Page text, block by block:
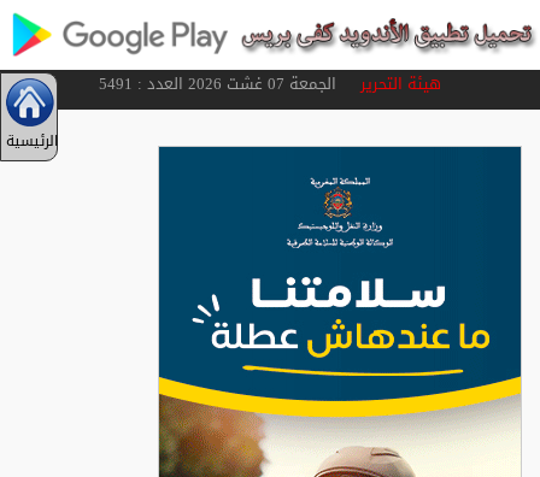
هيئة التحريرالجمعة 07 غشت 2026 العدد : 5491
الرئيسية